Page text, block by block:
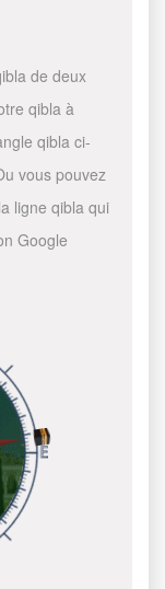
de deux
qibla à
qibla ci-
vous pouvez
ligne qibla qui
Google